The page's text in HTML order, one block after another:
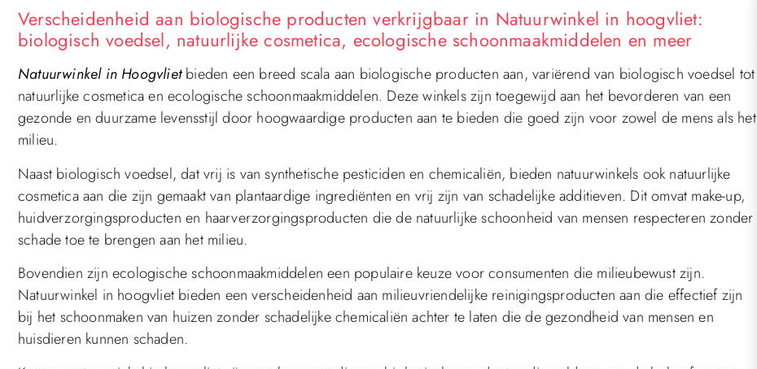
Verscheidenheid aan biologische producten verkrijgbaar in Natuurwinkel in hoogvliet:
biologisch voedsel, natuurlijke cosmetica, ecologische schoonmaakmiddelen en meer
Natuurwinkel in Hoogvlietbieden een breed scala aan biologische producten aan, variërend van biologisch voedsel tot
natuurlijke cosmetica en ecologische schoonmaakmiddelen. Deze winkels zijn toegewijd aan het bevorderen van een
gezonde en duurzame levensstijl door hoogwaardige producten aan te bieden die goed zijn voor zowel de mens als het
milieu.
Naast biologisch voedsel, dat vrij is van synthetische pesticiden en chemicaliën, bieden natuurwinkels ook natuurlijke
cosmetica aan die zijn gemaakt van plantaardige ingrediënten en vrij zijn van schadelijke additieven. Dit omvat make-up,
huidverzorgingsproducten en haarverzorgingsproducten die de natuurlijke schoonheid van mensen respecteren zonder
schade toe te brengen aan het milieu.
Bovendien zijn ecologische schoonmaakmiddelen een populaire keuze voor consumenten die milieubewust zijn.
Natuurwinkel in hoogvliet bieden een verscheidenheid aan milieuvriendelijke reinigingsproducten aan die effectief zijn
bij het schoonmaken van huizen zonder schadelijke chemicaliën achter te laten die de gezondheid van mensen en
huisdieren kunnen schaden.